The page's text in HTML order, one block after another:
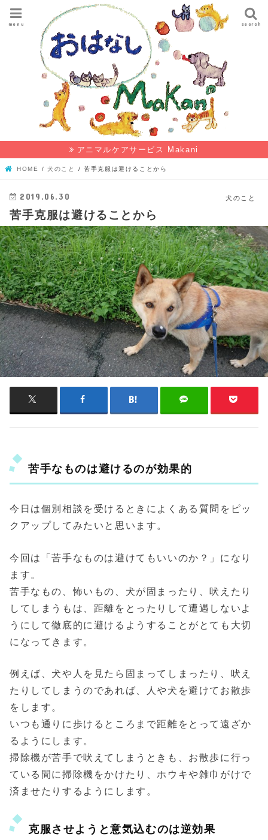
search
menu
アニマルケアサービス Makani
HOME 犬のこと 苦手克服は避けることから
犬のこと
2019.06.30
苦手克服は避けることから
苦手なものは避けるのが効果的
今日は個別相談を受けるときによくある質問をピッ
クアップしてみたいと思います。
今回は「苦手なものは避けてもいいのか？」になり
ます。
苦手なもの、怖いもの、犬が固まったり、吠えたり
してしまうもは、距離をとったりして遭遇しないよ
うにして徹底的に避けるようすることがとても大切
になってきます。
例えば、犬や人を見たら固まってしまったり、吠え
たりしてしまうのであれば、人や犬を避けてお散歩
をします。
いつも通りに歩けるところまで距離をとって遠ざか
るようにします。
掃除機が苦手で吠えてしまうときも、お散歩に行っ
ている間に掃除機をかけたり、ホウキや雑巾がけで
済ませたりするようにします。
克服させようと意気込むのは逆効果